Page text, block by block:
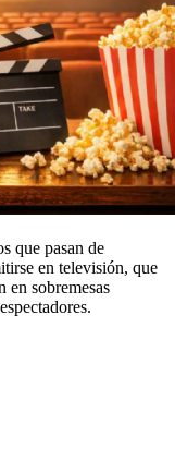
que pasan de
en televisión, que
en sobremesas